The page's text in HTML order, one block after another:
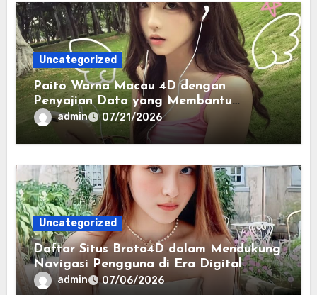
Uncategorized
Paito Warna Macau 4D dengan
Penyajian Data yang Membantu
Memahami Pola Informasi Secara
Efektif
admin 07/21/2026
Uncategorized
Daftar Situs Broto4D dalam Mendukung
Navigasi Pengguna di Era Digital
Terintegrasi
admin 07/06/2026